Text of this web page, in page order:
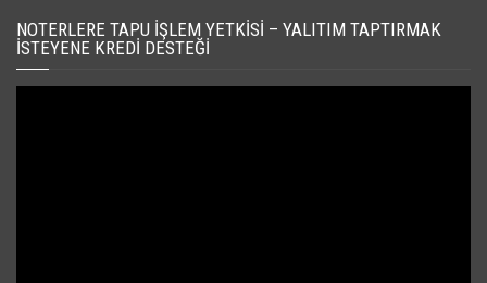
NOTERLERE TAPU İŞLEM YETKISI – YALITIM TAPTIRMAK
İSTEYENE KREDI DESTEĞI